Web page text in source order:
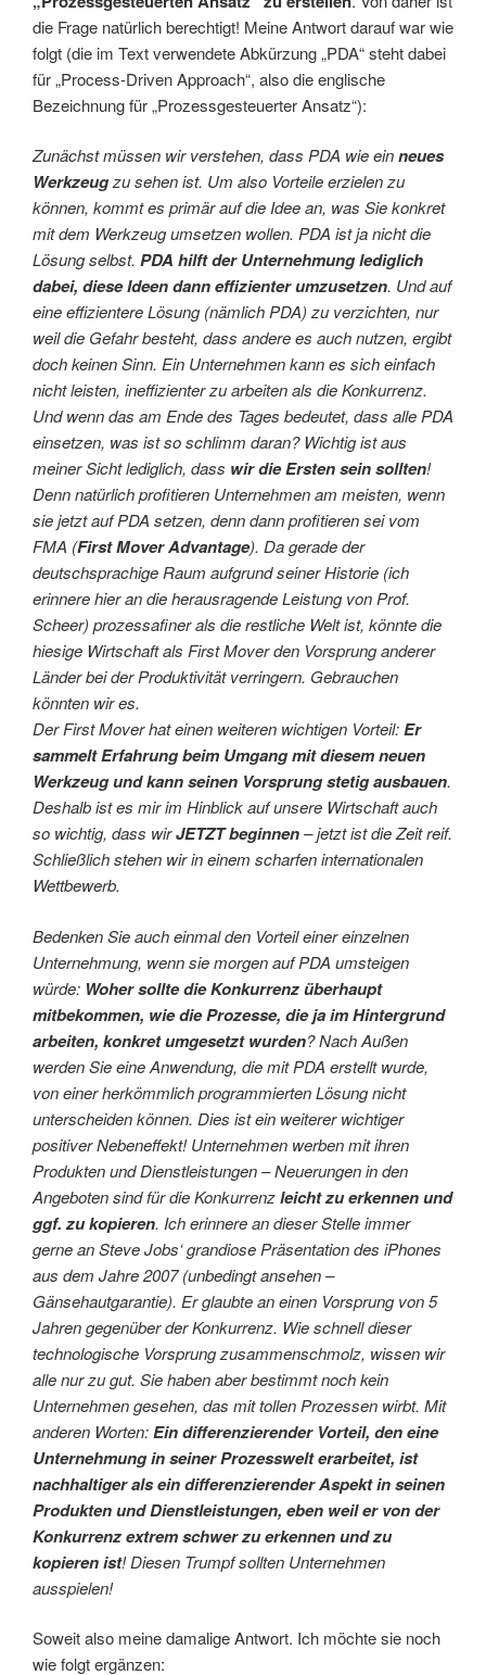
die Frage natürlich berechtigt! Meine Antwort darauf war wie
folgt (die im Text verwendete Abkürzung „PDA“ steht dabei
für „Process-Driven Approach“, also die englische
Bezeichnung für „Prozessgesteuerter Ansatz“):
Zunächst müssen wir verstehen, dass PDA wie einneues
Werkzeugzu sehen ist. Um also Vorteile erzielen zu
können, kommt es primär auf die Idee an, was Sie konkret
mit dem Werkzeug umsetzen wollen. PDA ist ja nicht die
Lösung selbst. PDA hilft der Unternehmung lediglich
dabei, diese Ideen dann effizienter umzusetzen. Und auf
eine effizientere Lösung (nämlich PDA) zu verzichten, nur
weil die Gefahr besteht, dass andere es auch nutzen, ergibt
doch keinen Sinn. Ein Unternehmen kann es sich einfach
nicht leisten, ineffizienter zu arbeiten als die Konkurrenz.
Und wenn das am Ende des Tages bedeutet, dass alle PDA
einsetzen, was ist so schlimm daran? Wichtig ist aus
meiner Sicht lediglich, dass wir die Ersten sein sollten!
Denn natürlich profitieren Unternehmen am meisten, wenn
sie jetzt auf PDA setzen, denn dann profitieren sei vom
FMA (First Mover Advantage). Da gerade der
deutschsprachige Raum aufgrund seiner Historie (ich
erinnere hier an die herausragende Leistung von Prof.
Scheer) prozessafiner als die restliche Welt ist, könnte die
hiesige Wirtschaft als First Mover den Vorsprung anderer
Länder bei der Produktivität verringern. Gebrauchen
könnten wir es.
Der First Mover hat einen weiteren wichtigen Vorteil:Er
sammelt Erfahrung beim Umgang mit diesem neuen
Werkzeug und kann seinen Vorsprung stetig ausbauen.
Deshalb ist es mir im Hinblick auf unsere Wirtschaft auch
so wichtig, dass wirJETZT beginnen– jetzt ist die Zeit reif.
Schließlich stehen wir in einem scharfen internationalen
Wettbewerb.
Bedenken Sie auch einmal den Vorteil einer einzelnen
Unternehmung, wenn sie morgen auf PDA umsteigen
würde: Woher sollte die Konkurrenz überhaupt
mitbekommen, wie die Prozesse, die ja im Hintergrund
arbeiten, konkret umgesetzt wurden? Nach Außen
werden Sie eine Anwendung, die mit PDA erstellt wurde,
von einer herkömmlich programmierten Lösung nicht
unterscheiden können. Dies ist ein weiterer wichtiger
positiver Nebeneffekt! Unternehmen werben mit ihren
Produkten und Dienstleistungen – Neuerungen in den
Angeboten sind für die Konkurrenzleicht zu erkennen und
ggf. zu kopieren. Ich erinnere an dieser Stelle immer
gerne an Steve Jobs‘ grandiose Präsentation des iPhones
aus dem Jahre 2007 (unbedingt ansehen –
Gänsehautgarantie). Er glaubte an einen Vorsprung von 5
Jahren gegenüber der Konkurrenz. Wie schnell dieser
technologische Vorsprung zusammenschmolz, wissen wir
alle nur zu gut. Sie haben aber bestimmt noch kein
Unternehmen gesehen, das mit tollen Prozessen wirbt. Mit
anderen Worten:Ein differenzierender Vorteil, den eine
Unternehmung in seiner Prozesswelt erarbeitet, ist
nachhaltiger als ein differenzierender Aspekt in seinen
Produkten und Dienstleistungen, eben weil er von der
Konkurrenz extrem schwer zu erkennen und zu
kopieren ist! Diesen Trumpf sollten Unternehmen
ausspielen!
Soweit also meine damalige Antwort. Ich möchte sie noch
wie folgt ergänzen: